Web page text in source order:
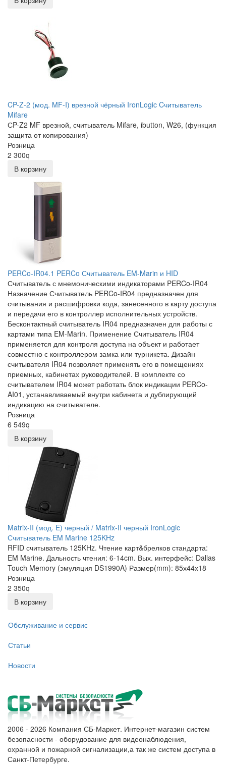
CP-Z-2 (мод. MF-I) врезной чёрный IronLogic Cчитыватель
Mifare
СP-Z2 MF врезной, считыватель Mifare, ibutton, W26, (функция
защита от копирования)
Розница
2 300q
В корзину
PERCo-IR04.1 PERCo Считыватель EM-Marin и HID
Считыватель с мнемоническими индикаторами PERCo-IR04
Назначение Считыватель PERCo-IR04 предназначен для
считывания и расшифровки кода, занесенного в карту доступа
и передачи его в контроллер исполнительных устройств.
Бесконтактный считыватель IR04 предназначен для работы с
картами типа EM-Marin. Применение Считыватель IR04
применяется для контроля доступа на объект и работает
совместно с контроллером замка или турникета. Дизайн
считывателя IR04 позволяет применять его в помещениях
приемных, кабинетах руководителей. В комплекте со
считывателем IR04 может работать блок индикации PERCo-
AI01, устанавливаемый внутри кабинета и дублирующий
индикацию на считывателе.
Розница
6 549q
В корзину
Matrix-II (мод. E) черный / Matrix-II черный IronLogic
Считыватель EM Marine 125KHz
RFID считыватель 125KHz. Чтение карт&брелков стандарта:
EM Marine. Дальность чтения: 6-14cm. Вых. интерфейс: Dallas
Touch Memory (эмуляция DS1990A) Размер(mm): 85х44х18
Розница
2 350q
В корзину
Обслуживание и сервис
Статьи
Новости
2006 - 2026 Компания СБ-Маркет. Интернет-магазин систем
безопасности - оборудование для видеонаблюдения,
охранной и пожарной сигнализации,а так же систем доступа в
Санкт-Петербурге.